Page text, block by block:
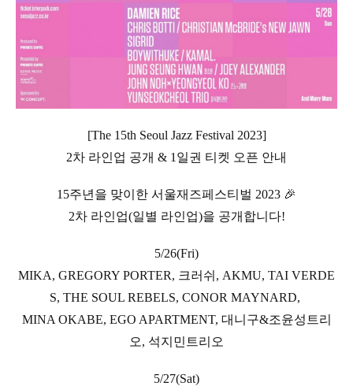
[The 15th Seoul Jazz Festival 2023]
2차 라인업 공개 & 1일권 티켓 오픈 안내
15주년을 맞이한 서울재즈페스티벌 2023 🎉
2차 라인업(일별 라인업)을 공개합니다!
5/26(Fri)
MIKA, GREGORY PORTER, 크러쉬, AKMU, TAI VERDE
S, THE SOUL REBELS, CONOR MAYNARD,
MINA OKABE, EGO APARTMENT, 대니구&조윤성트리
오, 석지민트리오
5/27(Sat)